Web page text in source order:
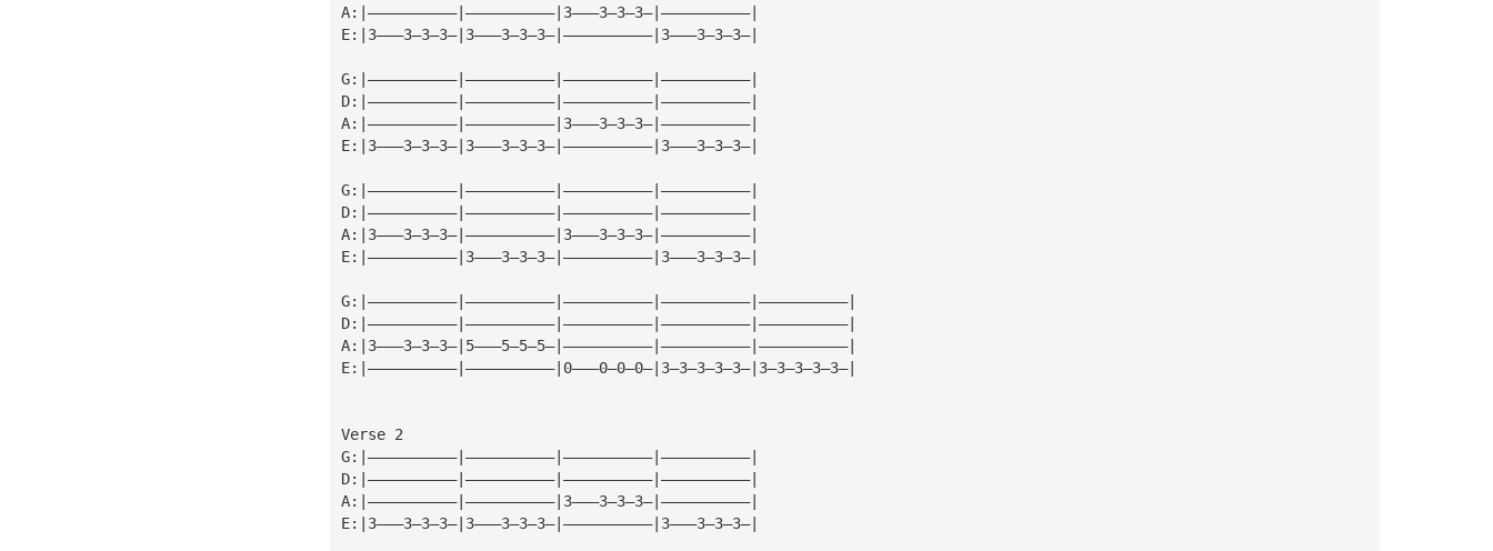
A:|——————————|——————————|3———3—3—3—|——————————|
E:|3———3—3—3—|3———3—3—3—|——————————|3———3—3—3—|
G:|——————————|——————————|——————————|——————————|
D:|——————————|——————————|——————————|——————————|
A:|——————————|——————————|3———3—3—3—|——————————|
E:|3———3—3—3—|3———3—3—3—|——————————|3———3—3—3—|
G:|——————————|——————————|——————————|——————————|
D:|——————————|——————————|——————————|——————————|
A:|3———3—3—3—|——————————|3———3—3—3—|——————————|
E:|——————————|3———3—3—3—|——————————|3———3—3—3—|
G:|——————————|——————————|——————————|——————————|——————————|
D:|——————————|——————————|——————————|——————————|——————————|
A:|3———3—3—3—|5———5—5—5—|——————————|——————————|——————————|
E:|——————————|——————————|0———0—0—0—|3—3—3—3—3—|3—3—3—3—3—|
Verse 2
G:|——————————|——————————|——————————|——————————|
D:|——————————|——————————|——————————|——————————|
A:|——————————|——————————|3———3—3—3—|——————————|
E:|3———3—3—3—|3———3—3—3—|——————————|3———3—3—3—|